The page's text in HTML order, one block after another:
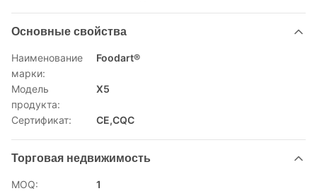
Основные свойства
Наименование
марки:
Foodart®
Модель
продукта:
X5
Сертификат: CE,CQC
Торговая недвижимость
MOQ:
1